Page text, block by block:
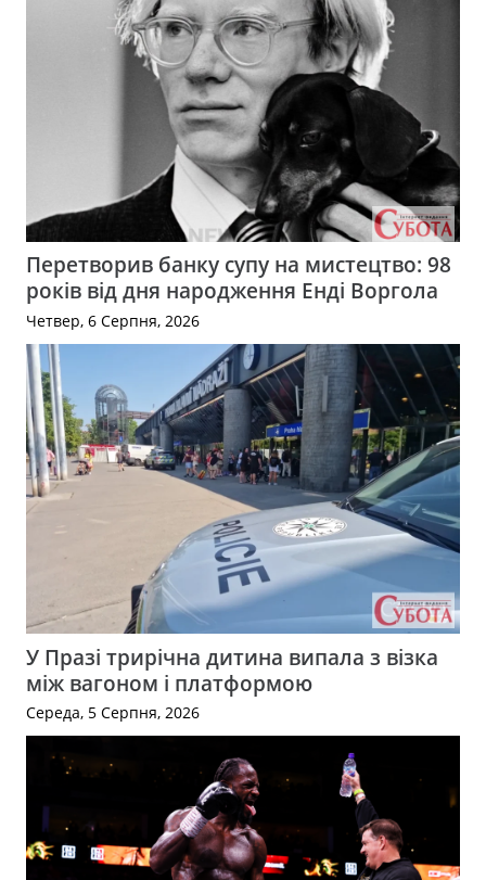
Перетворив банку супу на мистецтво: 98
років від дня народження Енді Воргола
Четвер, 6 Серпня, 2026
У Празі трирічна дитина випала з візка
між вагоном і платформою
Середа, 5 Серпня, 2026